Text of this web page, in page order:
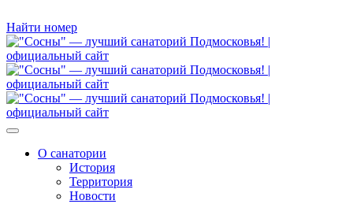
Найти номер
О санатории
История
Территория
Новости